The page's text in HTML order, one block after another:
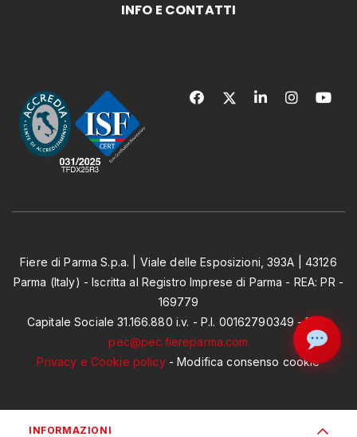
INFO E CONTATTI
Fiere di Parma S.p.a. | Viale delle Esposizioni, 393A | 43126
Parma (Italy) - Iscritta al Registro Imprese di Parma - REA: PR -
169779
Capitale Sociale 31.166.880 i.v. - P.I. 00162790349 - PEC:
pec@pec.fiereparma.com
Privacy e Cookie policy-Modifica consenso cookie
INFORMAZIONI